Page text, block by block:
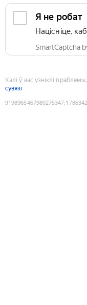
Я не робат
Націсніце,
SmartCaptcha
Калі ў вас узніклі
сувязі
9198965467980275347: